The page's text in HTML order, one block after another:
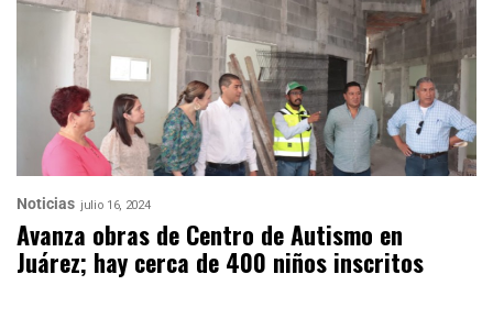
Noticias julio 16, 2024
Avanza obras de Centro de Autismo en
Juárez; hay cerca de 400 niños inscritos